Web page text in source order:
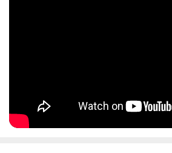
류창호 하나투어 부사장, 김지은 MBC 국장이